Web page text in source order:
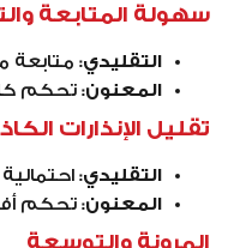
سهولة المتابعة
التقليدي: متابعة
المعنون: تحكم
تقليل الإنذارات
التقليدي:
المعنون: تحكم
المرونة والتوسعة